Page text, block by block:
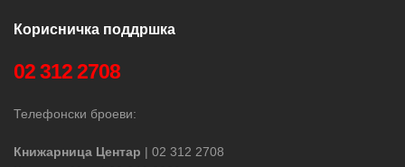
Корисничка поддршка
02 312 2708
Телефонски броеви:
Книжарница Центар | 02 312 2708